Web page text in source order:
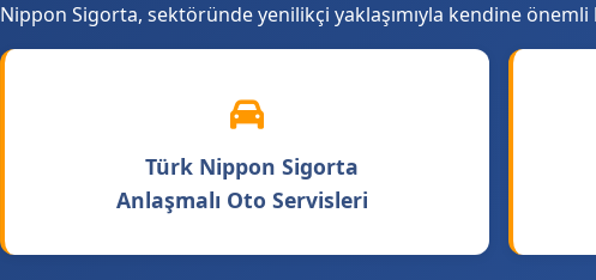
Nippon Sigorta, sektöründe yenilikçi yaklaşımıyla kendine
Türk Nippon Sigorta
Anlaşmalı Oto Servisleri